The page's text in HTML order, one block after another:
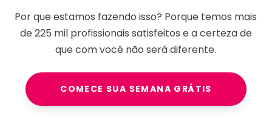
Por que estamos fazendo isso? Porque temos mais
de225 milprofissionais satisfeitos e a certeza de
que com você não será diferente.
COMECE SUA SEMANA GRÁTIS